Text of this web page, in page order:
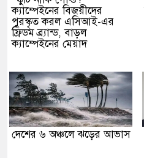
ক্যাম্পেইনের বিজয়ীদের
পুরস্কৃত করল এসিআই-এর
ফ্রিডম ব্র্যান্ড, বাড়ল
ক্যাম্পেইনের মেয়াদ
দেশের ৬ অঞ্চলে ঝড়ের আভাস